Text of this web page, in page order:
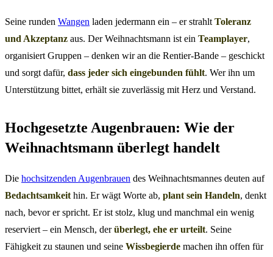
Seine runden Wangen laden jedermann ein – er strahlt Toleranz
und Akzeptanz aus. Der Weihnachtsmann ist ein Teamplayer,
organisiert Gruppen – denken wir an die Rentier-Bande – geschickt
und sorgt dafür, dass jeder sich eingebunden fühlt. Wer ihn um
Unterstützung bittet, erhält sie zuverlässig mit Herz und Verstand.
Hochgesetzte Augenbrauen: Wie der
Weihnachtsmann überlegt handelt
Die hochsitzenden Augenbrauen des Weihnachtsmannes deuten auf
Bedachtsamkeit hin. Er wägt Worte ab, plant sein Handeln, denkt
nach, bevor er spricht. Er ist stolz, klug und manchmal ein wenig
reserviert – ein Mensch, derüberlegt, ehe er urteilt. Seine
Fähigkeit zu staunen und seine Wissbegierde machen ihn offen für